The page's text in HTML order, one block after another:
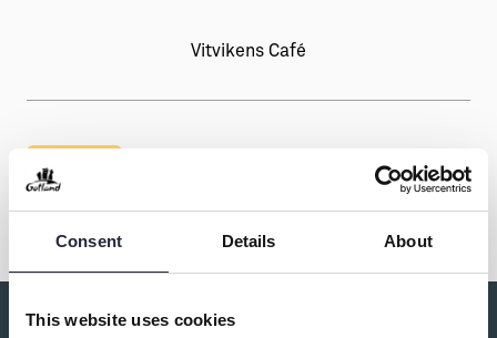
Consent Details About
This website uses cookies
Vitvikens Café